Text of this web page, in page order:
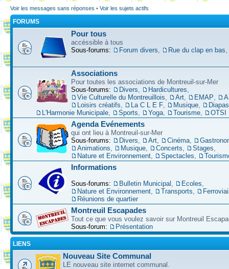
Voir les messages sans réponses • Voir les sujets actifs
FORUMS
Pour tous
accéssible à tous
Sous-forums:
Forum divers, Rue du clap en bas,
Associations
Pour toutes les associations de Montreuil-sur-Mer
Sous-forums:
Divers, Hardicultures,
Vie Culturelle du Montreuillois, Art, EMAP,
Loisirs créatifs, La C L E F, Musique,
L'Harmonie Municipale, Sports, Yoga, Tourisme, OTSI
Agenda Evénements
qui ont lieu à Montreuil-sur-Mer
Sous-forums:
Divers, Art, Cinéma,
Animations, Musique, Concerts, Stages,
Nature et Environnement, Spectacles,
Informations
Sous-forums: Bulletin Municipal , Ecoles,
Nature et Environnement, Transports,
Réunions de quartier
Montreuil Escapades
Tout ce que vous voulez savoir sur Montreuil
Sous-forum:
Présentation
LIENS
Nouveau Site Communal
LE nouveau site internet communal.